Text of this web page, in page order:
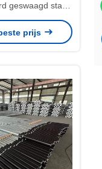
geswaagd staal
Q345 Ronde
energie
prijs